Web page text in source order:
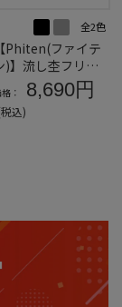
全2色
【Phiten(ファイテ
)】流し杢フリー
スジャケット＊カタ
グ商品
： 8,690円
込)